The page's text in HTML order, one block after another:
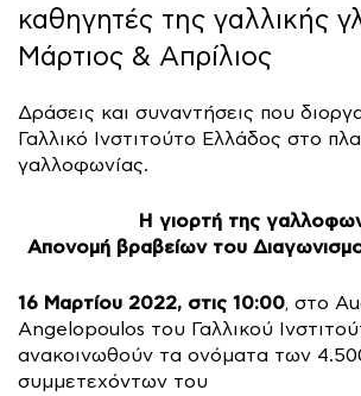
καθηγητές της γαλλικής
Μάρτιος & Απρίλιος
Δράσεις και συναντήσεις που
Γαλλικό Ινστιτούτο Ελλάδος στο
γαλλοφωνίας.
Η γιορτή της
Απονομή βραβείων του
16 Μαρτίου 2022, στις 10:00, στο
Angelopoulos του Γαλλικού
ανακοινωθούν τα ονόματα των
συμμετεχόντων του